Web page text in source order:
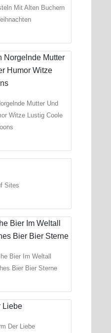
Mit Alten Buchern
Mutter Und
Witze Lustig Coole
Sites
Bier Im Weltall
Bier Bier Sterne
Der Liebe